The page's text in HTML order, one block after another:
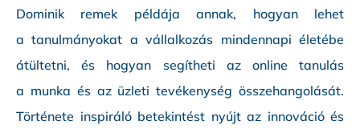
Dominik remek példája annak, hogyan lehet
a tanulmányokat a vállalkozás mindennapi életébe
átültetni, és hogyan segítheti az online tanulás
a munka és az üzleti tevékenység összehangolását.
Története inspiráló betekintést nyújt az innováció és